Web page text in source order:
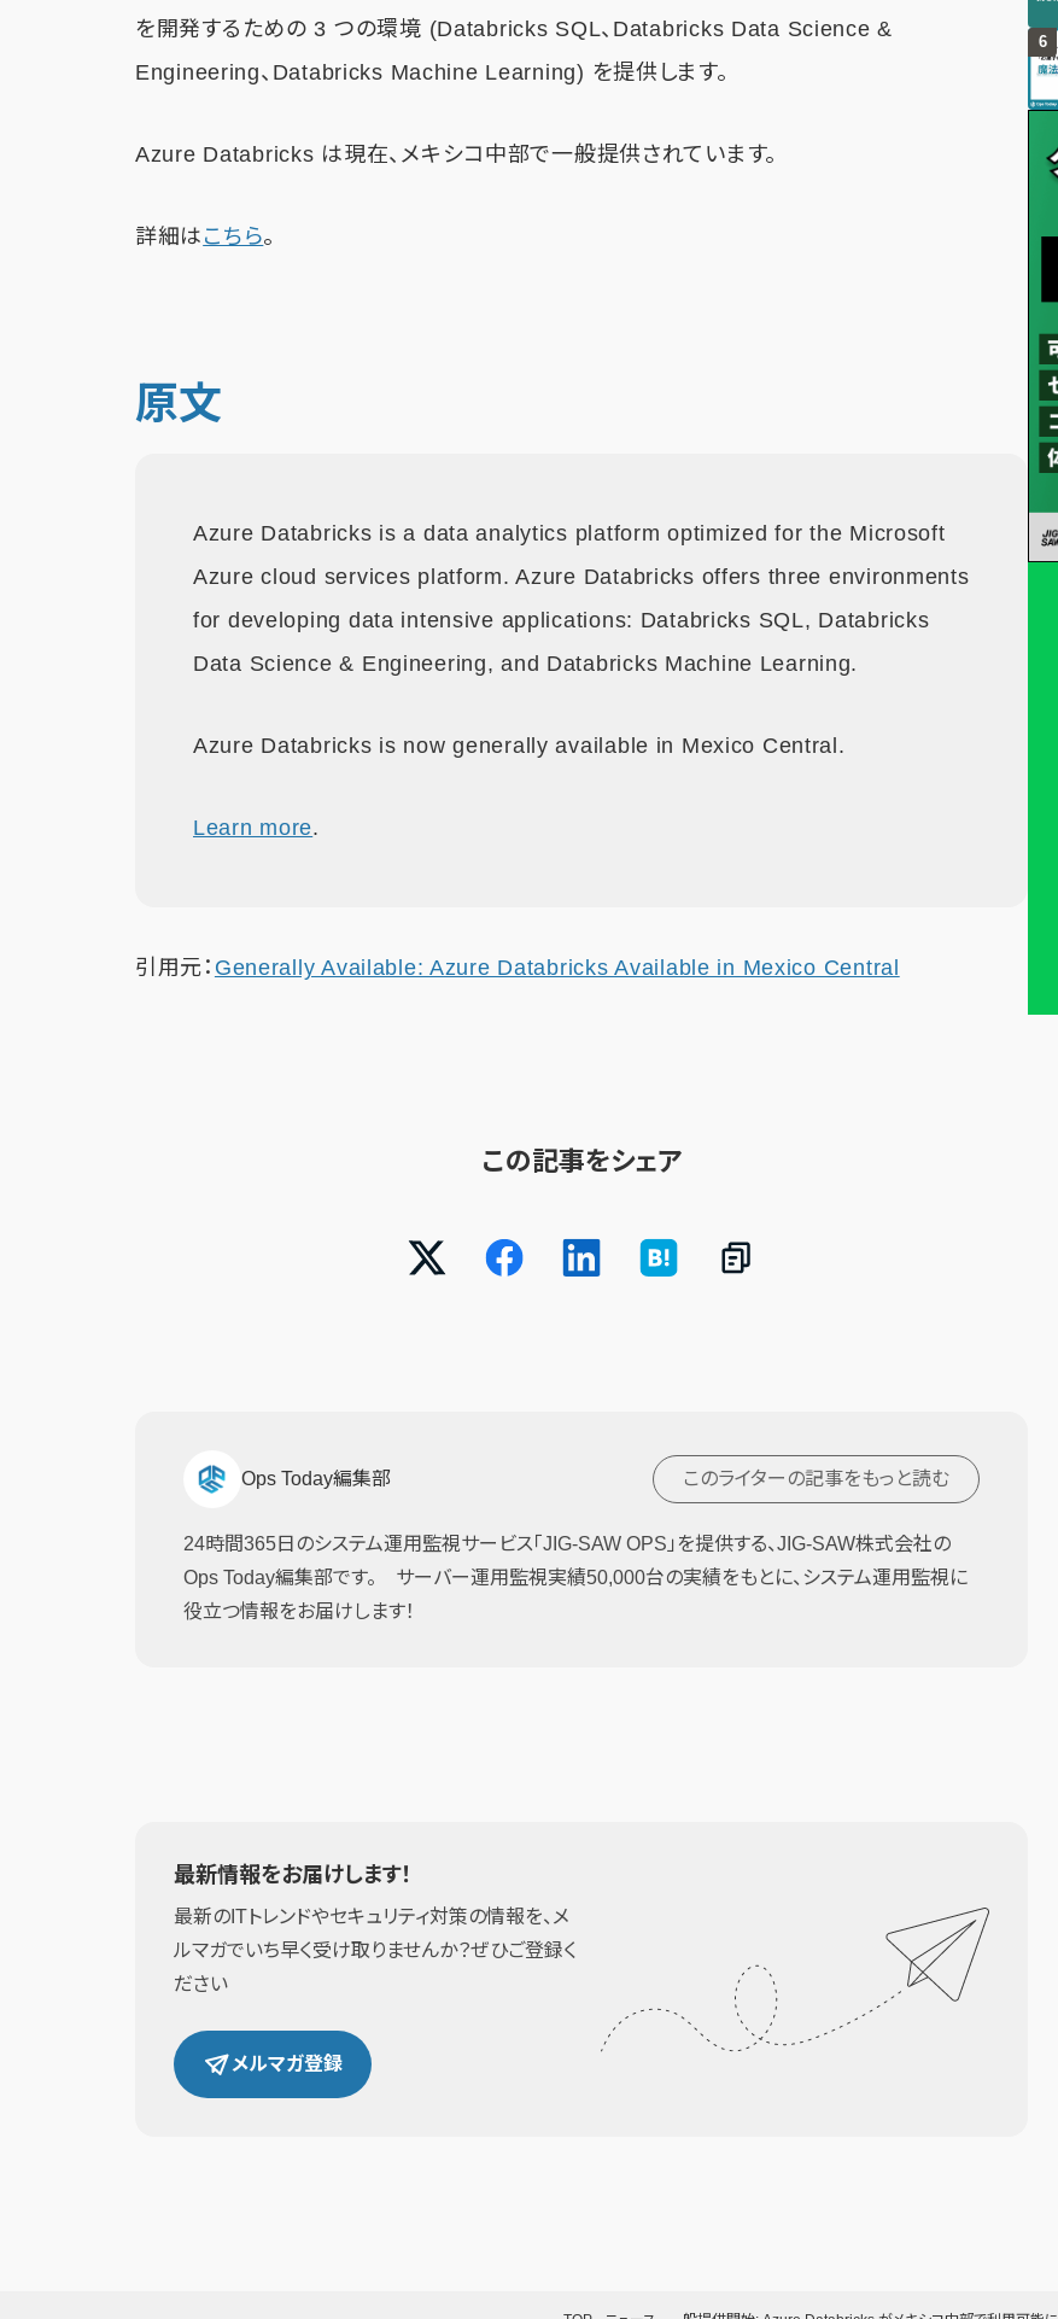
を開発するための 3 つの環境 (Databricks SQL、Databricks Data Science &
Engineering、Databricks Machine Learning) を提供します。
Azure Databricks は現在、メキシコ中部で一般提供されています。
詳細は こちら。
原文
Azure Databricks is a data analytics platform optimized for the Microsoft
Azure cloud services platform. Azure Databricks offers three environments
for developing data intensive applications: Databricks SQL, Databricks
Data Science & Engineering, and Databricks Machine Learning.
Azure Databricks is now generally available in Mexico Central.
Learn more.
引用元： Generally Available: Azure Databricks Available in Mexico Central
この記事をシェア
Ops Today編集部 このライターの記事をもっと読む
24時間365日のシステム運用監視サービス「JIG-SAW OPS」を提供する、JIG-SAW株式会社の
Ops Today編集部です。 サーバー運用監視実績50,000台の実績をもとに、システム運用監視に
役立つ情報をお届けします！
最新情報をお届けします！
最新のITトレンドやセキュリティ対策の情報を、メ
ルマガでいち早く受け取りませんか？ぜひご登録く
ださい
メルマガ登録